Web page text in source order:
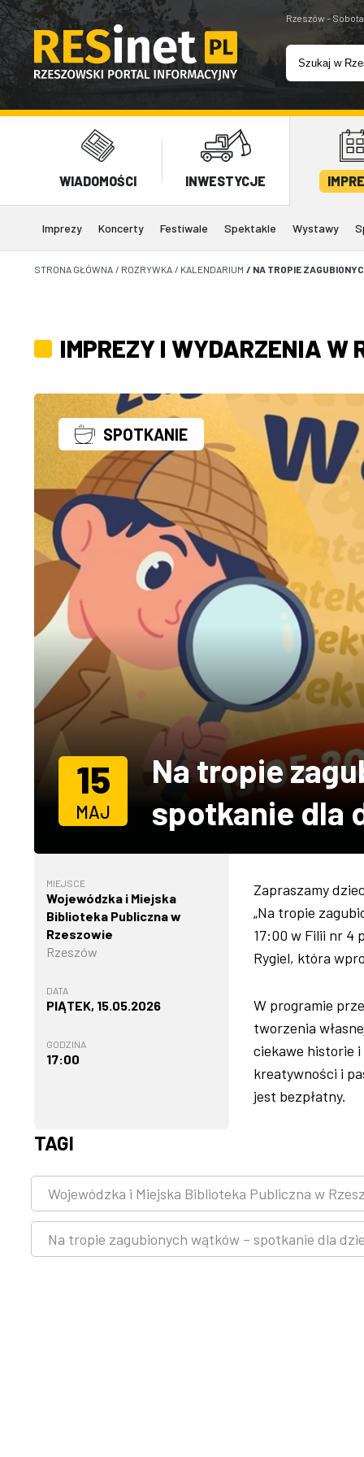
Rzeszów -
WIADOMOŚCI INWESTYCJE
Imprezy Koncerty Festiwale Spektakle Wystawy
STRONA GŁÓWNA / ROZRYWKA / KALENDARIUM / NA TROPIE
IMPREZY I WYDARZENIA W
SPOTKANIE
15
MAJ
Na tropie
spotkanie dla
MIEJSCE
Wojewódzka i Miejska
Biblioteka Publiczna w
Rzeszowie
Rzeszów
DATA
PIĄTEK, 15.05.2026
GODZINA
17:00
Zapraszamy
„Na tropie
17:00 w Filii nr 4
Rygiel, która
W programie
tworzenia
ciekawe historie i
kreatywności i
jest bezpłatny.
TAGI
Wojewódzka i Miejska Biblioteka Publiczna w
Na tropie zagubionych wątków – spotkanie dla